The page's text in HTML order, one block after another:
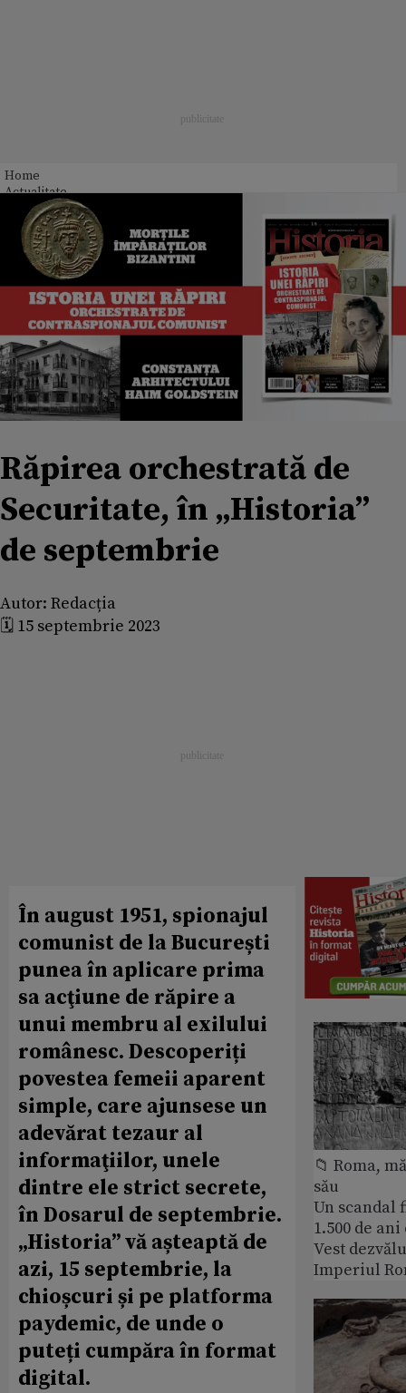
Home
Actualitate
Răpirea orchestrată de
Securitate, în „Historia”
de septembrie
Autor: Redacția
🗓️ 15 septembrie 2023
În august 1951, spionajul
comunist de la București
punea în aplicare prima
sa acţiune de răpire a
unui membru al exilului
românesc. Descoperiți
povestea femeii aparent
simple, care ajunsese un
adevărat tezaur al
informaţiilor, unele
dintre ele strict secrete,
în Dosarul de septembrie.
„Historia” vă așteaptă de
azi, 15 septembrie, la
chioșcuri și pe platforma
paydemic, de unde o
puteți cumpăra în format
digital.
📁 Roma,
său
Un scandal
1.500 de
Vest
Imperiul